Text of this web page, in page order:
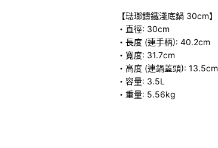
【琺瑯鑄鐵淺底鍋 30cm】
・直徑: 30cm
・長度 (連手柄): 40.2cm
・寬度: 31.7cm
・高度 (連鍋蓋頭): 13.5cm
・容量: 3.5L
・重量: 5.56kg